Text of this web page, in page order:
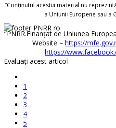
”Conținutul acestui material nu
a Uniunii Europene sau a
”PNRR.Finanțat de Uniunea
Website – https://
https://
Evaluaţi acest articol
1
2
3
4
5